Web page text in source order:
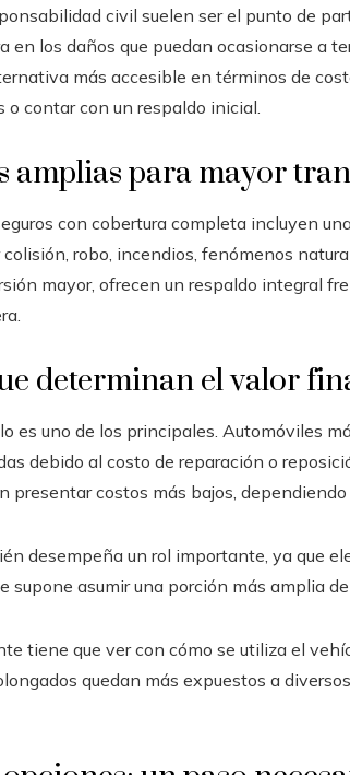
civil suelen ser el punto de
en los daños que puedan ocasionarse a
más accesible en términos de
o contar con un respaldo inicial.
amplias para mayor
con cobertura completa incluyen
robo, incendios, fenómenos
mayor, ofrecen un respaldo integral
determinan el valor
es uno de los principales. Automóviles
debido al costo de reparación o
presentar costos más bajos,
desempeña un rol importante, ya que
supone asumir una porción más amplia
tiene que ver con cómo se utiliza el
quedan más expuestos a